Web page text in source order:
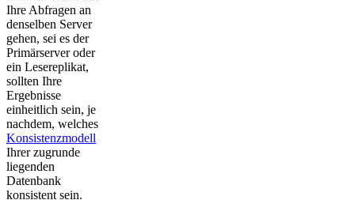
Ihre Abfragen an
denselben Server
gehen, sei es der
Primärserver oder
ein Lesereplikat,
sollten Ihre
Ergebnisse
einheitlich sein, je
nachdem, welches
Konsistenzmodell
Ihrer zugrunde
liegenden
Datenbank
konsistent sein.